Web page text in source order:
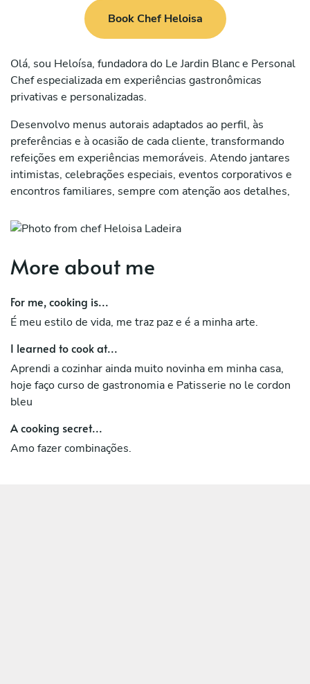
Book Chef Heloisa
Olá, sou Heloísa, fundadora do Le Jardin Blanc e Personal
Chef especializada em experiências gastronômicas
privativas e personalizadas.
Desenvolvo menus autorais adaptados ao perfil, às
preferências e à ocasião de cada cliente, transformando
refeições em experiências memoráveis. Atendo jantares
intimistas, celebrações especiais, eventos corporativos e
encontros familiares, sempre com atenção aos detalhes,
Minha cozinha possui influência da gastronomia francesa e
hospitalidade para proporcionar momentos únicos à mesa.
More about me
For me, cooking is...
É meu estilo de vida, me traz paz e é a minha arte.
I learned to cook at...
Aprendi a cozinhar ainda muito novinha em minha casa,
hoje faço curso de gastronomia e Patisserie no le cordon
bleu
A cooking secret...
Amo fazer combinações.